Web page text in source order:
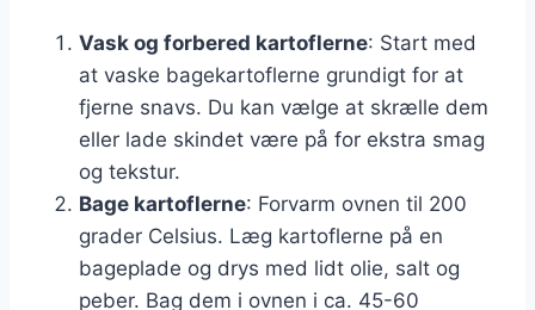
Vask og forbered kartoflerne: Start med
at vaske bagekartoflerne grundigt for at
fjerne snavs. Du kan vælge at skrælle dem
eller lade skindet være på for ekstra smag
og tekstur.
Bage kartoflerne: Forvarm ovnen til 200
grader Celsius. Læg kartoflerne på en
bageplade og drys med lidt olie, salt og
peber. Bag dem i ovnen i ca. 45-60